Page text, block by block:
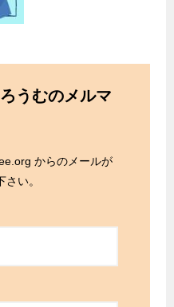
うむのメルマ
からのメールが
さい。